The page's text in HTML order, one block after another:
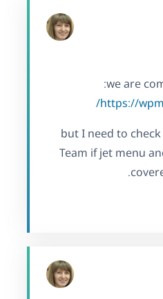
we are
https://
but I need to
Team if jet menu